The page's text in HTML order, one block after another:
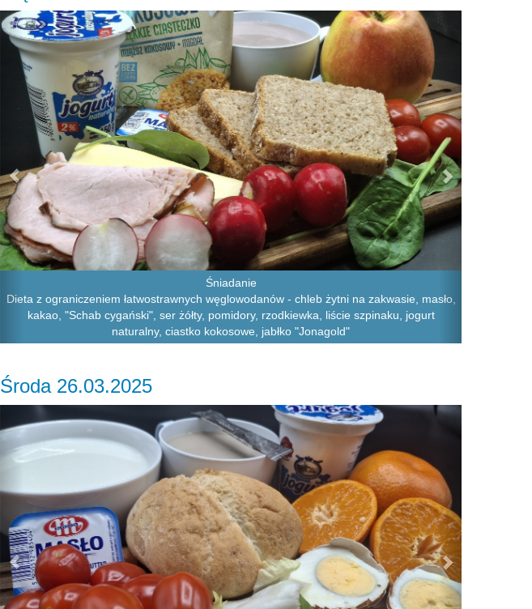
Śniadanie
Dieta z ograniczeniem łatwostrawnych węglowodanów - chleb żytni na zakwasie, masło,
kakao, "Schab cygański", ser żółty, pomidory, rzodkiewka, liście szpinaku, jogurt
naturalny, ciastko kokosowe, jabłko "Jonagold"
Previous
Środa 26.03.2025
Previous Next